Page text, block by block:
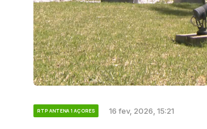
RTP ANTENA 1 AÇORES 16 fev, 2026, 15:21